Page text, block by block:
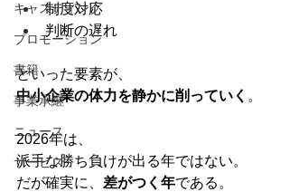
キャスティング
プロモーション
書籍
事業承継
ニュース
サービス
制度対応
判断の遅れ
といった要素が、
中小企業の体力を静かに削っていく 。
2026年は、
派手な勝ち負けが出る年ではない。
だが確実に、 差がつく年である。